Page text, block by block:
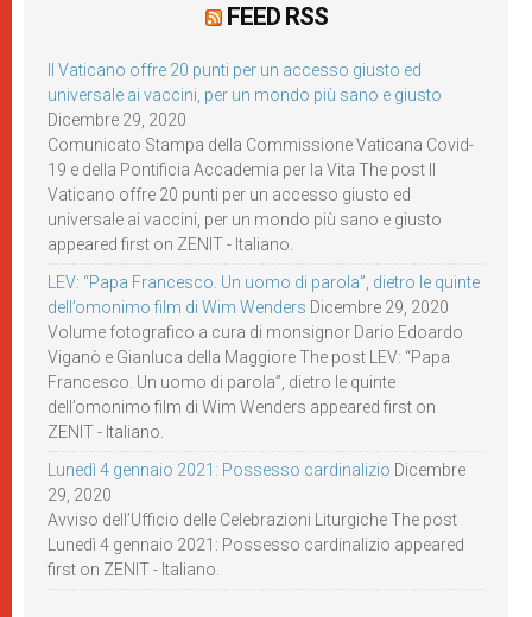
FEED RSS
Il Vaticano offre 20 punti per un accesso giusto ed
universale ai vaccini, per un mondo più sano e giusto
Dicembre 29, 2020
Comunicato Stampa della Commissione Vaticana Covid-
19 e della Pontificia Accademia per la Vita The post Il
Vaticano offre 20 punti per un accesso giusto ed
universale ai vaccini, per un mondo più sano e giusto
appeared first on ZENIT - Italiano.
LEV: “Papa Francesco. Un uomo di parola”, dietro le quinte
dell’omonimo film di Wim Wenders Dicembre 29, 2020
Volume fotografico a cura di monsignor Dario Edoardo
Viganò e Gianluca della Maggiore The post LEV: “Papa
Francesco. Un uomo di parola”, dietro le quinte
dell’omonimo film di Wim Wenders appeared first on
ZENIT - Italiano.
Lunedì 4 gennaio 2021: Possesso cardinalizio Dicembre
29, 2020
Avviso dell’Ufficio delle Celebrazioni Liturgiche The post
Lunedì 4 gennaio 2021: Possesso cardinalizio appeared
first on ZENIT - Italiano.